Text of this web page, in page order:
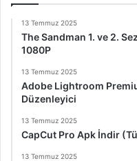
13 Temmuz 2025
The Sandman 1. ve 2.
1080P
13 Temmuz 2025
Adobe Lightroom
Düzenleyici
13 Temmuz 2025
CapCut Pro Apk İndir
13 Temmuz 2025